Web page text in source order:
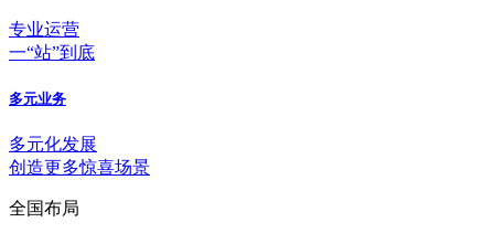
专业运营
一“站”到底
多元业务
多元化发展
创造更多惊喜场景
全国布局